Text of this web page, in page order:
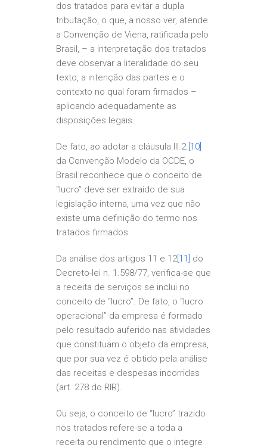
dos tratados para evitar a dupla
tributação, o que, a nosso ver, atende
a Convenção de Viena, ratificada pelo
Brasil, – a interpretação dos tratados
deve observar a literalidade do seu
texto, a intenção das partes e o
contexto no qual foram firmados –
aplicando adequadamente as
disposições legais.
De fato, ao adotar a cláusula III.2. [10]
da Convenção Modelo da OCDE, o
Brasil reconhece que o conceito de
“lucro” deve ser extraído de sua
legislação interna, uma vez que não
existe uma definição do termo nos
tratados firmados.
Da análise dos artigos 11 e 12[11]
do
Decreto-lei n. 1.598/77, verifica-se que
a receita de serviços se inclui no
conceito de “lucro”. De fato, o “lucro
operacional” da empresa é formado
pelo resultado auferido nas atividades
que constituam o objeto da empresa,
que por sua vez é obtido pela análise
das receitas e despesas incorridas
(art. 278 do RIR).
Ou seja, o conceito de “lucro” trazido
nos tratados refere-se a toda a
receita ou rendimento que o integre